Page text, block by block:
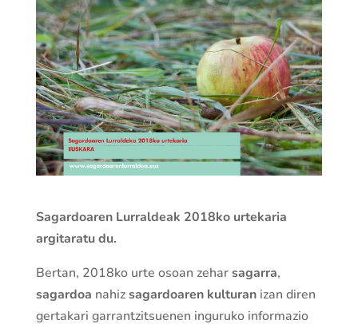
Sagardoaren Lurraldeak 2018ko urtekaria
argitaratu du.
Bertan, 2018ko urte osoan zeharsagarra,
sagardoa nahizsagardoaren kulturanizan diren
gertakari garrantzitsuenen inguruko informazio